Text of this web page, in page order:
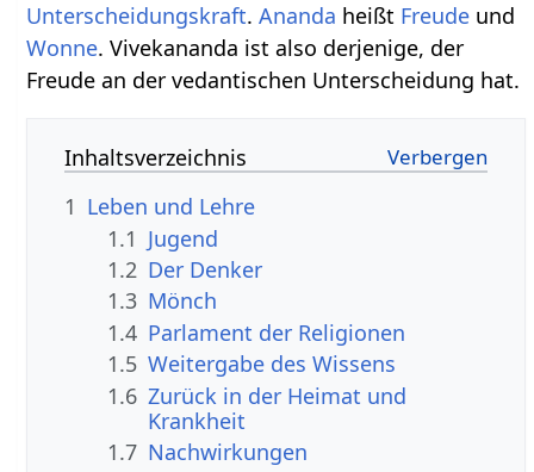
Unterscheidungskraft.Ananda heißt Freude und
Wonne. Vivekananda ist also derjenige, der
Freude an der vedantischen Unterscheidung hat.
Inhaltsverzeichnis
1 Leben und Lehre
1.1 Jugend
1.2 Der Denker
1.3 Mönch
1.4 Parlament der Religionen
1.5 Weitergabe des Wissens
1.6 Zurück in der Heimat und
Krankheit
1.7 Nachwirkungen